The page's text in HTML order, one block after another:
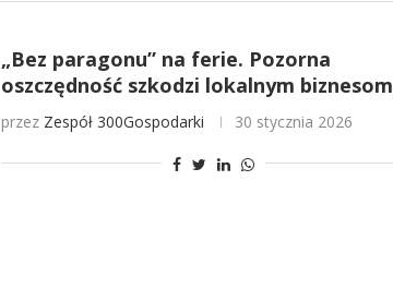
„Bez paragonu” na ferie. Pozorna
oszczędność szkodzi lokalnym biznesom
przez Zespół 300Gospodarki 30 stycznia 2026